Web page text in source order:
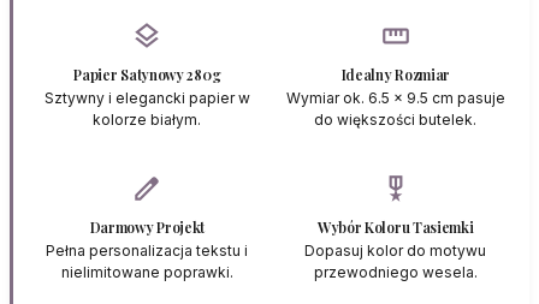
layers
Papier Satynowy 280g
Sztywny i elegancki papier w
kolorze białym.
straighten
Idealny Rozmiar
Wymiar ok. 6.5 x 9.5 cm pasuje
do większości butelek.
edit
Darmowy Projekt
Pełna personalizacja tekstu i
nielimitowane poprawki.
military_tech
Wybór Koloru Tasiemki
Dopasuj kolor do motywu
przewodniego wesela.